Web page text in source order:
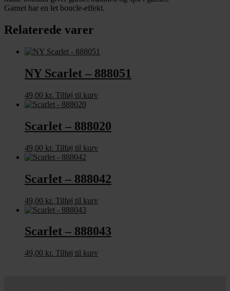
Garnet har en let boucle-effekt.
Relaterede varer
NY Scarlet – 888051
49,00 kr. Tilføj til kurv
Scarlet – 888020
49,00 kr. Tilføj til kurv
Scarlet – 888042
49,00 kr. Tilføj til kurv
Scarlet – 888043
49,00 kr. Tilføj til kurv